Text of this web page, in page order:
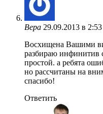
Вера 29.09.2013 в
Восхищена Вашими
разбираю инфинитив
простой. а ребята
но рассчитаны на
спасибо!
Ответить